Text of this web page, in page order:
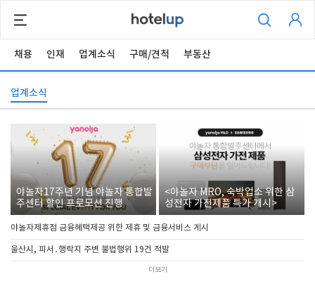
채용 인재 업계소식 구매/견적 부동산
업계소식
야놀자17주년 기념 야놀자 통합발
주센터 할인 프로모션 진행
<야놀자 MRO, 숙박업소 위한 삼
성전자 가전제품 특가 개시>
야놀자제휴점 금융혜택제공 위한 제휴 및 금융서비스 게시
울산시, 피서․행락지 주변 불법행위 19건 적발
더보기